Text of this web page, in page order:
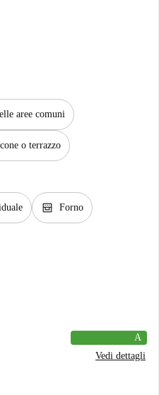
aree comuni
o terrazzo
oven_gen Forno
A
Vedi dettagli